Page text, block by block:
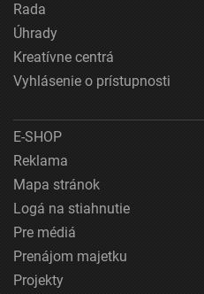
Rada
Úhrady
Kreatívne centrá
Vyhlásenie o prístupnosti
E-SHOP
Reklama
Mapa stránok
Logá na stiahnutie
Pre médiá
Prenájom majetku
Projekty